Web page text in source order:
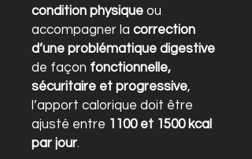
condition physique ou
accompagner la correction
d’une problématique digestive
de façon fonctionnelle,
sécuritaire et progressive,
l’apport calorique doit être
ajusté entre 1100 et 1500 kcal
par jour.